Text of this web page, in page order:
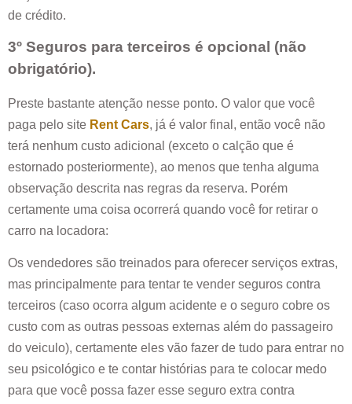
de crédito.
3º Seguros para terceiros é opcional (não
obrigatório).
Preste bastante atenção nesse ponto. O valor que você
paga pelo site Rent Cars, já é valor final, então você não
terá nenhum custo adicional (exceto o calção que é
estornado posteriormente), ao menos que tenha alguma
observação descrita nas regras da reserva. Porém
certamente uma coisa ocorrerá quando você for retirar o
carro na locadora:
Os vendedores são treinados para oferecer serviços extras,
mas principalmente para tentar te vender seguros contra
terceiros (caso ocorra algum acidente e o seguro cobre os
custo com as outras pessoas externas além do passageiro
do veiculo), certamente eles vão fazer de tudo para entrar no
seu psicológico e te contar histórias para te colocar medo
para que você possa fazer esse seguro extra contra